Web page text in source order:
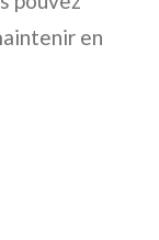
en